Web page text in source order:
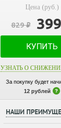
Цена (руб.)
829₽ 399
КУПИТЬ
УЗНАТЬ О
За покупку будет
12 рублей
НАШИ